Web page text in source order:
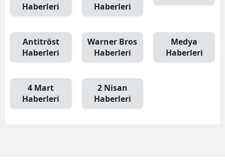
Haberleri
Haberleri
Antitröst
Haberleri
Warner Bros
Haberleri
Medya
Haberleri
4 Mart
Haberleri
2 Nisan
Haberleri